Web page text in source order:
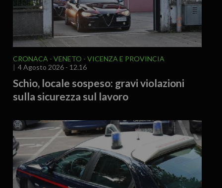
CRONACA VENETO
VICENZA E PROVINCIA
4 Agosto 2026 - 12.16
Schio, locale sospeso: gravi violazioni
sulla sicurezza sul lavoro